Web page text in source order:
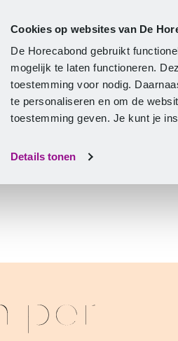
Cookies op websites van De
De Horecabond gebruikt
mogelijk te laten functioneren.
toestemming voor nodig.
te personaliseren en om de
toestemming geven. Je kunt je
Details tonen
per